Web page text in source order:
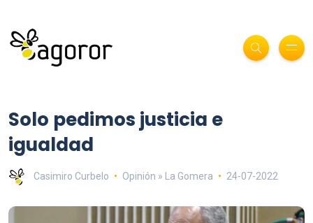
Solo pedimos justicia e
igualdad
Casimiro Curbelo Opinión » La Gomera 24-07-2022